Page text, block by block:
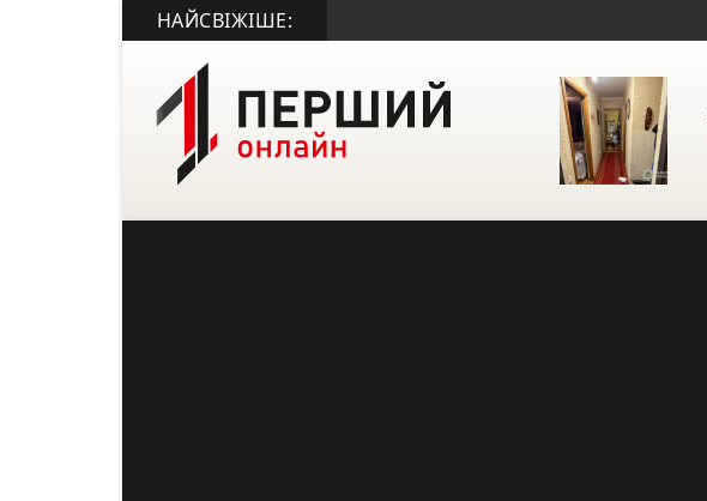
НАЙСВІЖІШЕ: